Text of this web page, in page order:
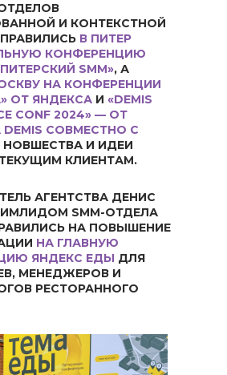
АГЕНТСТВА ДЕНИС
SMM-ОТДЕЛА
НА ПОВЫШЕНИЕ
НА ГЛАВНУЮ
ЯНДЕКС ЕДЫ ДЛЯ
МЕНЕДЖЕРОВ И
РЕСТОРАННОГО
И КОНТЕКСТНОЙ
В ПИТЕР
КОНФЕРЕНЦИЮ
SMM», А
НА КОНФЕРЕНЦИИ
ОТ ЯНДЕКСА И «DEMIS
CONF 2024» — ОТ
СОВМЕСТНО С
НОВШЕСТВА И ИДЕИ
КЛИЕНТАМ.